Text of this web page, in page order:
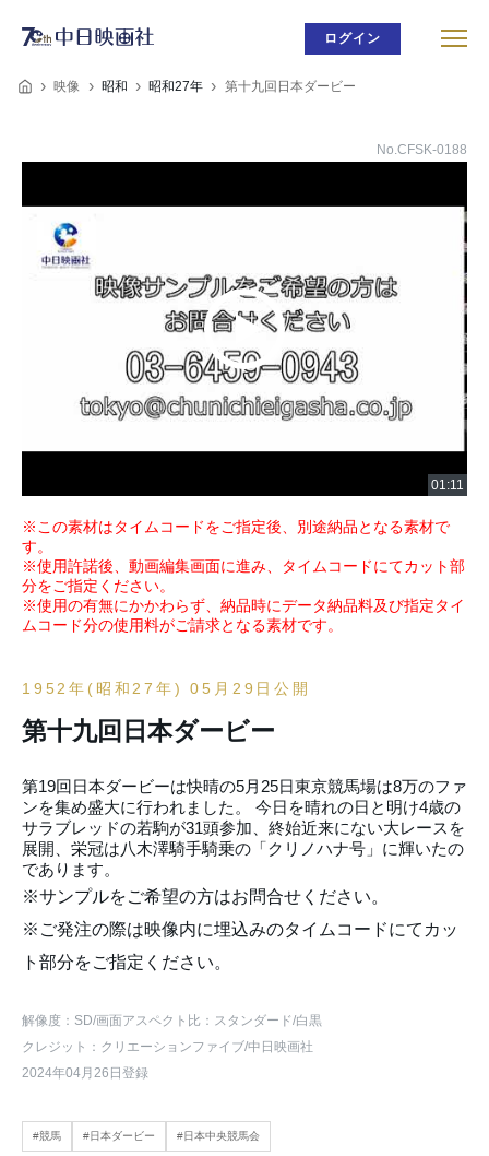
ログイン
映像 昭和 昭和27年 第十九回日本ダービー
No.CFSK-0188
※この素材はタイムコードをご指定後、別途納品となる素材で
す。
※使用許諾後、動画編集画面に進み、タイムコードにてカット部
分をご指定ください。
※使用の有無にかかわらず、納品時にデータ納品料及び指定タイ
ムコード分の使用料がご請求となる素材です。
1952年(昭和27年) 05月29日公開
第十九回日本ダービー
第19回日本ダービーは快晴の5月25日東京競馬場は8万のファ
ンを集め盛大に行われました。 今日を晴れの日と明け4歳の
サラブレッドの若駒が31頭参加、終始近来にない大レースを
展開、栄冠は八木澤騎手騎乗の「クリノハナ号」に輝いたの
であります。
※サンプルをご希望の方はお問合せください。
※ご発注の際は映像内に埋込みのタイムコードにてカッ
ト部分をご指定ください。
解像度：SD/画面アスペクト比：スタンダード/白黒
クレジット：クリエーションファイブ/中日映画社
2024年04月26日登録
#競馬 #日本ダービー #日本中央競馬会